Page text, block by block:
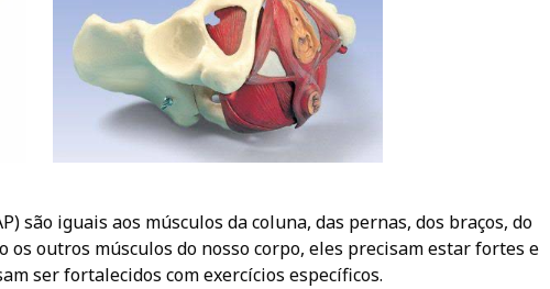
são iguais aos músculos da coluna, das pernas, dos braços, do
os outros músculos do nosso corpo, eles precisam estar fortes e
ser fortalecidos com exercícios específicos.